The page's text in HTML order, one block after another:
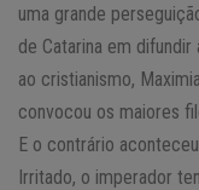
uma grande
de Catarina em
ao cristianismo,
convocou os maiores
E o contrário
Irritado, o imperador